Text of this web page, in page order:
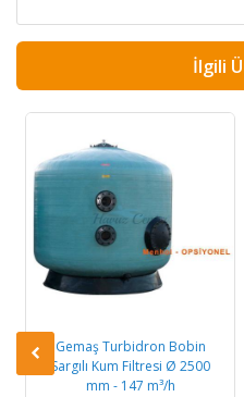
İlgili
Gemaş Turbidron Bobin
Sargılı Kum Filtresi Ø 2500
mm - 147 m³/h